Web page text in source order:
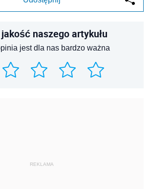
naszego artykułu
jest dla nas bardzo ważna
REKLAMA